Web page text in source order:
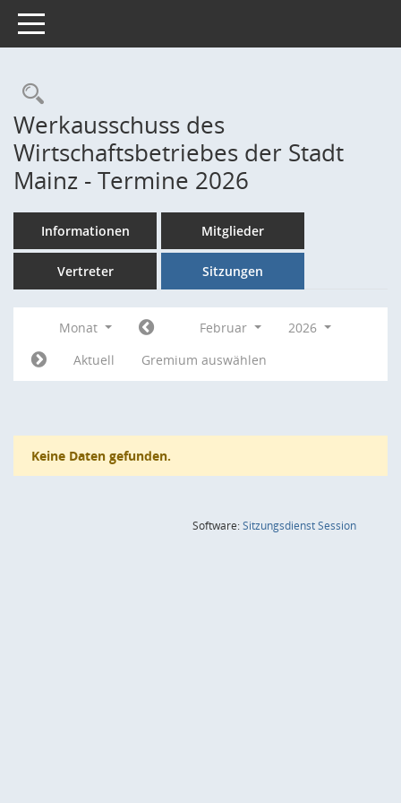
Toggle navigation
Rechercheauswahl
Werkausschuss des
Wirtschaftsbetriebes der Stadt
Mainz - Termine 2026
Informationen Mitglieder
Vertreter Sitzungen
Monat Februar
2026
Aktuell
Gremium auswählen
Keine Daten gefunden.
Software:SitzungsdienstSession(Wird in